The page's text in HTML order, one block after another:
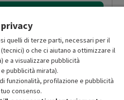
IMPERDIBILI
al corrispondente prodotto nuovo.
quelli di terze parti, necessari per il
o che ci aiutano a ottimizzare il
e a visualizzare pubblicità
pubblicità mirata).
funzionalità, profilazione e pubblicità
consenso.